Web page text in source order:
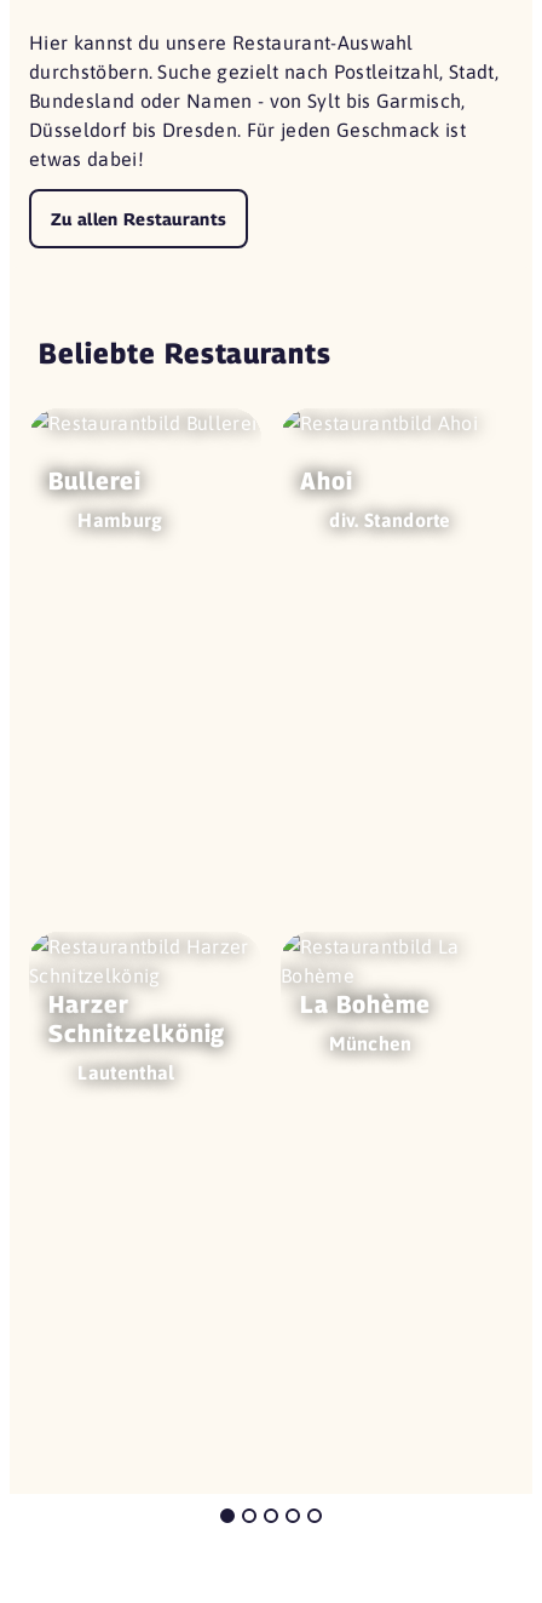
Hier kannst du unsere Restaurant-Auswahl
durchstöbern. Suche gezielt nach Postleitzahl, Stadt,
Bundesland oder Namen - von Sylt bis Garmisch,
Düsseldorf bis Dresden. Für jeden Geschmack ist
etwas dabei!
Zu allen Restaurants
Beliebte Restaurants
Bullerei
Hamburg
Ahoi
div. Standorte
Harzer
Schnitzel­könig
Lautenthal
La Bohème
München